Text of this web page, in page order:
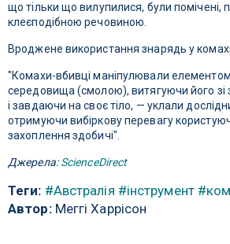
що тільки що вилупилися, були помічені,
клеєподібною речовиною.
Вроджене використання знарядь у
"Комахи-вбивці маніпулювали
середовища (смолою), витягуючи його зі
і завдаючи на своє тіло, — уклали
отримуючи вибіркову перевагу
захоплення здобичі".
Джерела:ScienceDirect
Теги: #Австралія #інструмент
Автор:Меггі Харрісон